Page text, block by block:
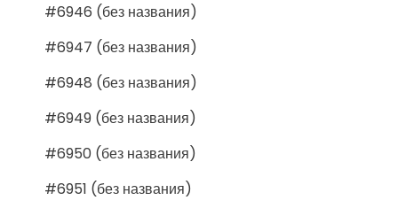
#6946 (без названия)
#6947 (без названия)
#6948 (без названия)
#6949 (без названия)
#6950 (без названия)
#6951 (без названия)